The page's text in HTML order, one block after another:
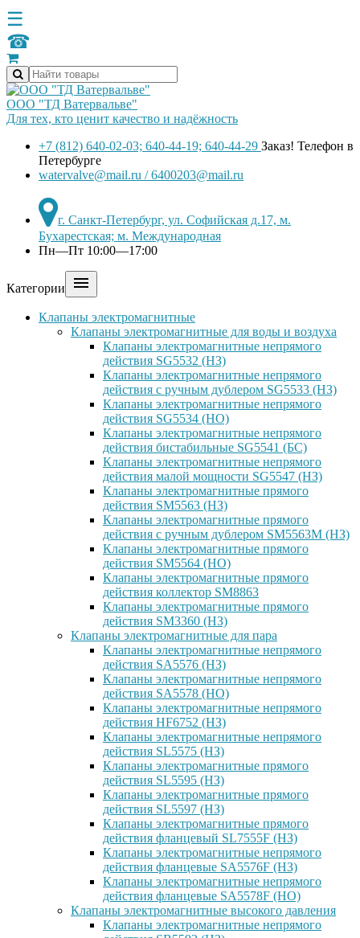
☰
☎
ООО "ТД Ватервальве"
Для тех, кто ценит качество и надёжность
+7 (812) 640-02-03; 640-44-19; 640-44-29 Заказ! Телефон в
Петербурге
watervalve@mail.ru / 6400203@mail.ru
г. Санкт-Петербург, ул. Софийская д.17, м.
Бухарестская; м. Международная
Пн—Пт 10:00—17:00
Категории 
Клапаны электромагнитные
Клапаны электромагнитные для воды и воздуха
Клапаны электромагнитные непрямого
действия SG5532 (НЗ)
Клапаны электромагнитные непрямого
действия с ручным дублером SG5533 (НЗ)
Клапаны электромагнитные непрямого
действия SG5534 (НО)
Клапаны электромагнитные непрямого
действия бистабильные SG5541 (БС)
Клапаны электромагнитные непрямого
действия малой мощности SG5547 (НЗ)
Клапаны электромагнитные прямого
действия SM5563 (НЗ)
Клапаны электромагнитные прямого
действия с ручным дублером SM5563M (НЗ)
Клапаны электромагнитные прямого
действия SM5564 (НО)
Клапаны электромагнитные прямого
дейcтвия коллектор SM8863
Клапаны электромагнитные прямого
действия SM3360 (НЗ)
Клапаны электромагнитные для пара
Клапаны электромагнитные непрямого
действия SA5576 (НЗ)
Клапаны электромагнитные непрямого
действия SA5578 (НО)
Клапаны электромагнитные непрямого
действия HF6752 (НЗ)
Клапаны электромагнитные непрямого
действия SL5575 (НЗ)
Клапаны электромагнитные прямого
действия SL5595 (НЗ)
Клапаны электромагнитные прямого
действия SL5597 (НЗ)
Клапаны электромагнитные прямого
действия фланцевый SL7555F (НЗ)
Клапаны электромагнитные непрямого
действия фланцевые SA5576F (НЗ)
Клапаны электромагнитные непрямого
действия фланцевые SA5578F (НО)
Клапаны электромагнитные высокого давления
Клапаны электромагнитные непрямого